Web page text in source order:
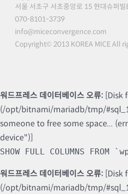
서울 서초구 서초중앙로 15 현대슈퍼
070-8101-3739
info@miceconvergence.com
Copyright© 2013 KOREA MICE All
워드프레스 데이터베이스 오류: [Disk
(/opt/bitnami/mariadb/tmp/
someone to free some space...
device")]
SHOW FULL COLUMNS FROM
워드프레스 데이터베이스 오류: [Disk
(/opt/bitnami/mariadb/tmp/